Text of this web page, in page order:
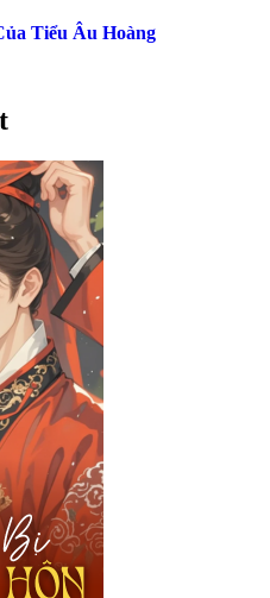
Tiểu Âu Hoàng